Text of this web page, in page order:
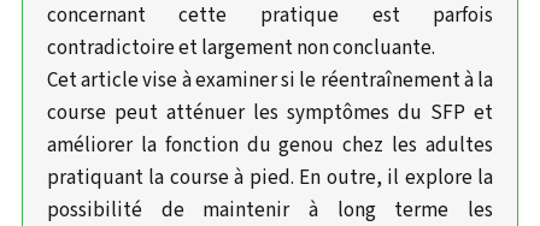
concernant cette pratique est parfois
contradictoire et largement non concluante.
Cet article vise à examiner si le réentraînement à la
course peut atténuer les symptômes du SFP et
améliorer la fonction du genou chez les adultes
pratiquant la course à pied. En outre, il explore la
possibilité de maintenir à long terme les